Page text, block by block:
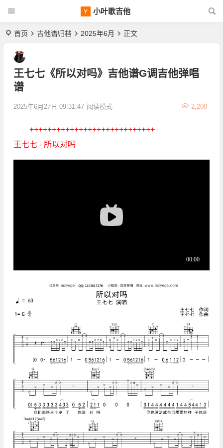
小叶歌吉他
首页 吉他谱归档 2025年6月 正文
王七七《所以对吗》吉他谱G调吉他弹唱
谱
2025年6月27日 09:31:47 2,200
阅读模式
++++++++++++++++++++++++++++
王七七 - 所以对吗